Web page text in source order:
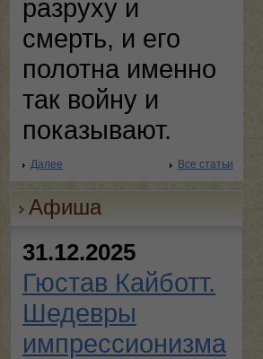
разруху и
смерть, и его
полотна именно
так войну и
показывают.
Далее Все статьи
Афиша
31.12.2025
Гюстав Кайботт.
Шедевры
импрессионизма